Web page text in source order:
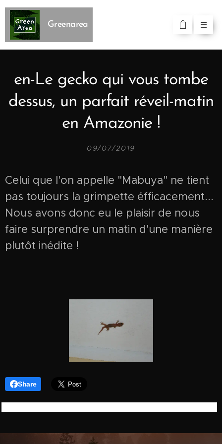
Greenarea
en-Le gecko qui vous tombe
dessus, un parfait réveil-matin
en Amazonie !
09/07/2019
Celui que l'on appelle "Mabuya" ne tient
pas toujours la grimpette éfficacement...
Nous avons donc eu le plaisir de nous
faire surprendre un matin d'une manière
plutôt inédite !
Share